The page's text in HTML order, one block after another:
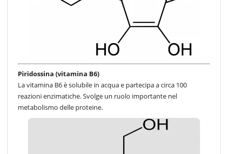
Piridossina (vitamina B6)
La vitamina B6 è solubile in acqua e partecipa a circa 100
reazioni enzimatiche. Svolge un ruolo importante nel
metabolismo delle proteine.